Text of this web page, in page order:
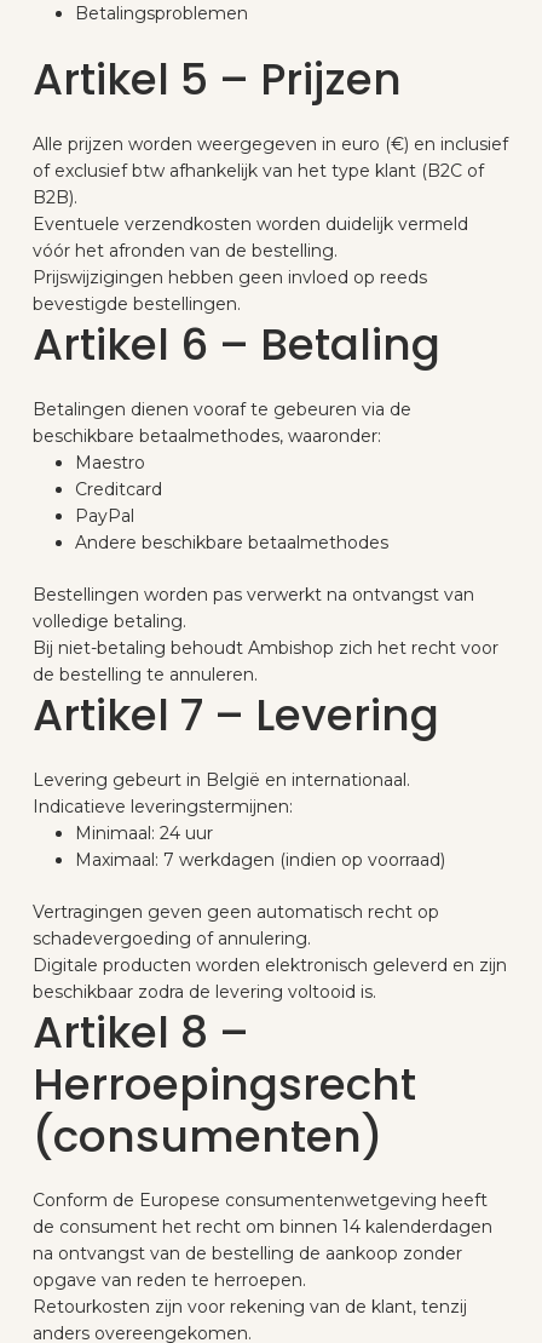
Betalingsproblemen
Artikel 5 – Prijzen
Alle prijzen worden weergegeven in euro (€) en inclusief
of exclusief btw afhankelijk van het type klant (B2C of
B2B).
Eventuele verzendkosten worden duidelijk vermeld
vóór het afronden van de bestelling.
Prijswijzigingen hebben geen invloed op reeds
bevestigde bestellingen.
Artikel 6 – Betaling
Betalingen dienen vooraf te gebeuren via de
beschikbare betaalmethodes, waaronder:
Maestro
Creditcard
PayPal
Andere beschikbare betaalmethodes
Bestellingen worden pas verwerkt na ontvangst van
volledige betaling.
Bij niet-betaling behoudt Ambishop zich het recht voor
de bestelling te annuleren.
Artikel 7 – Levering
Levering gebeurt in België en internationaal.
Indicatieve leveringstermijnen:
Minimaal: 24 uur
Maximaal: 7 werkdagen (indien op voorraad)
Vertragingen geven geen automatisch recht op
schadevergoeding of annulering.
Digitale producten worden elektronisch geleverd en zijn
beschikbaar zodra de levering voltooid is.
Artikel 8 –
Herroepingsrecht
(consumenten)
Conform de Europese consumentenwetgeving heeft
de consument het recht om binnen 14 kalenderdagen
na ontvangst van de bestelling de aankoop zonder
opgave van reden te herroepen.
Retourkosten zijn voor rekening van de klant, tenzij
anders overeengekomen.